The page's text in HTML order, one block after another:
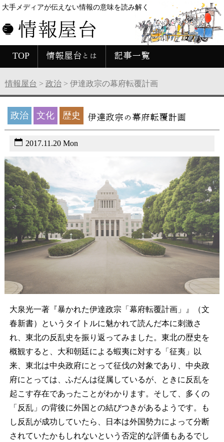
大手メディアが伝えない情報の意味を読み解く
情報屋台
TOP 情報屋台とは 記事一覧
情報屋台 > 政治 > 伊達政宗の幕府転覆計画
政治 文化 歴史 伊達政宗の幕府転覆計画
2017.11.20 Mon
大泉光一著『暴かれた伊達政宗「幕府転覆計画」』（文
春新書）というタイトルに魅かれて読んだ本に刺激さ
れ、東北の反乱史を振り返ってみました。東北の歴史を
概観すると、大和朝廷による蝦夷に対する「征夷」以
来、東北は中央政府にとって征伐の対象であり、中央政
府にとっては、ふだんは従属しているが、ときに反乱を
起こす存在であったことがわかります。そして、多くの
「反乱」の背後に外国との結びつきがあるようです。も
し反乱が成功していたら、日本は外国勢力によって分断
されていたかもしれないという否定的な評価もあるでし